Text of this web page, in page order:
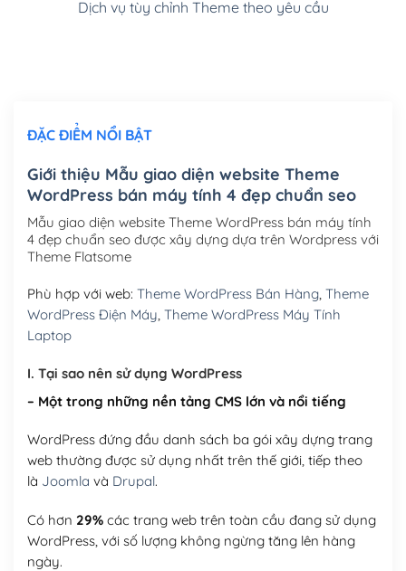
Cài đặt SMTP Mail cho site Wordpress(+100,000₫)
Mua thêm Host + Tên miền
Tên miền quốc tế .com .net .org (1 năm)
Tên miền Việt Nam .vn (1 năm)(+550,000₫)
Hosting 2GB SSD (1 năm)(+450,000₫)
Hosting 5GB SSD (1 năm) (+650,000₫)
Hosting 8GB SSD (1 năm)
Dịch vụ tùy chỉnh Theme theo yêu cầu
ĐẶC ĐIỂM NỔI BẬT
Giới thiệu Mẫu giao diện website Theme
WordPress bán máy tính 4 đẹp chuẩn seo
Mẫu giao diện website Theme WordPress bán máy tính
4 đẹp chuẩn seo được xây dựng dựa trên Wordpress với
Theme Flatsome
Phù hợp với web: Theme WordPress Bán Hàng, Theme
WordPress Điện Máy, Theme WordPress Máy Tính
Laptop
I. Tại sao nên sử dụng WordPress
– Một trong những nền tảng CMS lớn và nổi tiếng
WordPress đứng đầu danh sách ba gói xây dựng trang
web thường được sử dụng nhất trên thế giới, tiếp theo
là Joomla và Drupal.
Có hơn 29%các trang web trên toàn cầu đang sử dụng
WordPress, với số lượng không ngừng tăng lên hàng
ngày.